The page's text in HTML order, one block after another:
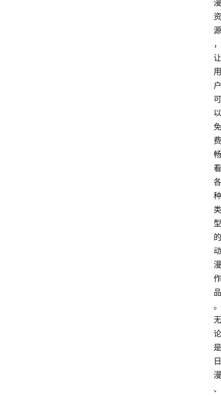
漫
资
源
，
让
用
户
可
以
免
费
畅
看
各
种
类
型
的
动
漫
作
品
。
无
论
是
日
漫
、